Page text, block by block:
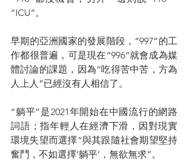
“ICU”。
早期的亞洲國家的發展階段，“997”的工
作都很普遍，可是現在“996”就會成為媒
體討論的課題，因為“吃得苦中苦，方為
人上人”已經沒有人相信了。
“躺平”是2021年開始在中國流行的網路
詞語；指年輕人在經濟下滑，因對現實
環境失望而選擇“與其跟隨社會期望堅持
奮鬥，不如選擇‘躺平’，無欲無求”。